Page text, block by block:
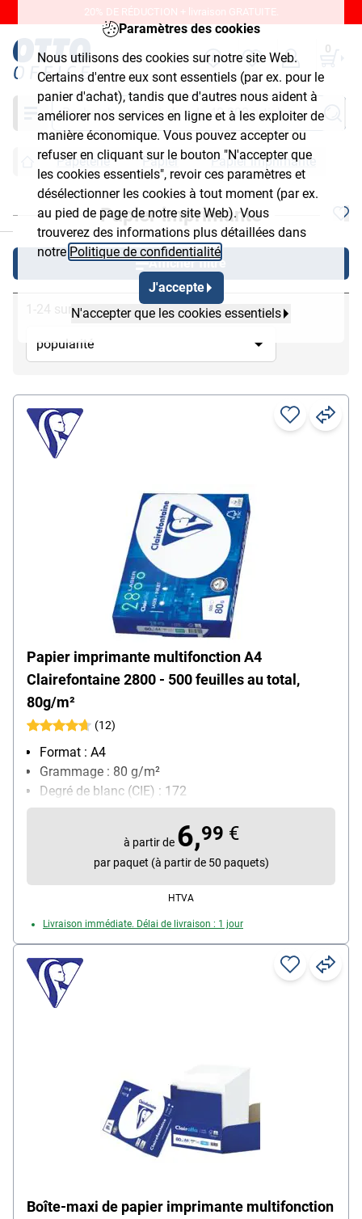
Paramètres des cookies
Nous utilisons des cookies sur notre site Web.
Certains d'entre eux sont essentiels (par ex. pour le
panier d'achat), tandis que d'autres nous aident à
améliorer nos services en ligne et à les exploiter de
manière économique. Vous pouvez accepter ou
refuser en cliquant sur le bouton "N'accepter que
les cookies essentiels", revoir ces paramètres et
désélectionner les cookies à tout moment (par ex.
au pied de page de notre site Web). Vous
trouverez des informations plus détaillées dans
notre Politique de confidentialité
J'accepte
N'accepter que les cookies essentiels
20% DE RÉDUCTION + livraison GRATUITE.
0
Chercher
Papeterie Papier Papier imprimante
Papier imprimante
Afficher filtre
1-24 sur 147
Papier imprimante multifonction A4
Clairefontaine 2800 - 500 feuilles au total,
80g/m²
(12)
Format : A4
Grammage : 80 g/m²
Degré de blanc (CIE) : 172
Contenu par paquet : 500 feuille(s)
à partir de 6,99 €
par paquet (à partir de 50 paquets)
HTVA
Livraison immédiate. Délai de livraison : 1 jour
Boîte-maxi de papier imprimante multifonction